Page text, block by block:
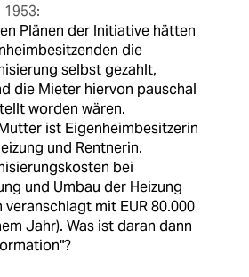
1953:
Plänen der Initiative hätten
die
selbst gezahlt,
die Mieter hiervon pauschal
worden wären.
ist Eigenheimbesitzerin
und Rentnerin.
bei
und Umbau der Heizung
veranschlagt mit EUR 80.000
Jahr). Was ist daran dann